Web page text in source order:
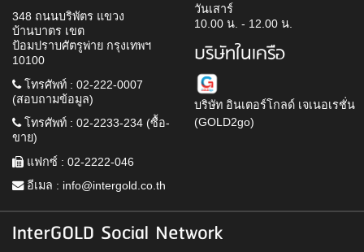
348 ถนนบริพัตร แขวง
บ้านบาตร เขต
ป้อมปราบศัตรูพ่าย กรุงเทพฯ
10100
โทรศัพท์ : 02-222-0007
(สอบถามข้อมูล)
โทรศัพท์ : 02-2233-234 (ซื้อ-
ขาย)
แฟกซ์ : 02-2222-046
อีเมล : info@intergold.co.th
วันเสาร์
10.00 น. - 12.00 น.
บริษัทในเครือ
บริษัท อินเตอร์โกลด์ เจเนอเรชั่น
(GOLD2go)
InterGOLD Social Network